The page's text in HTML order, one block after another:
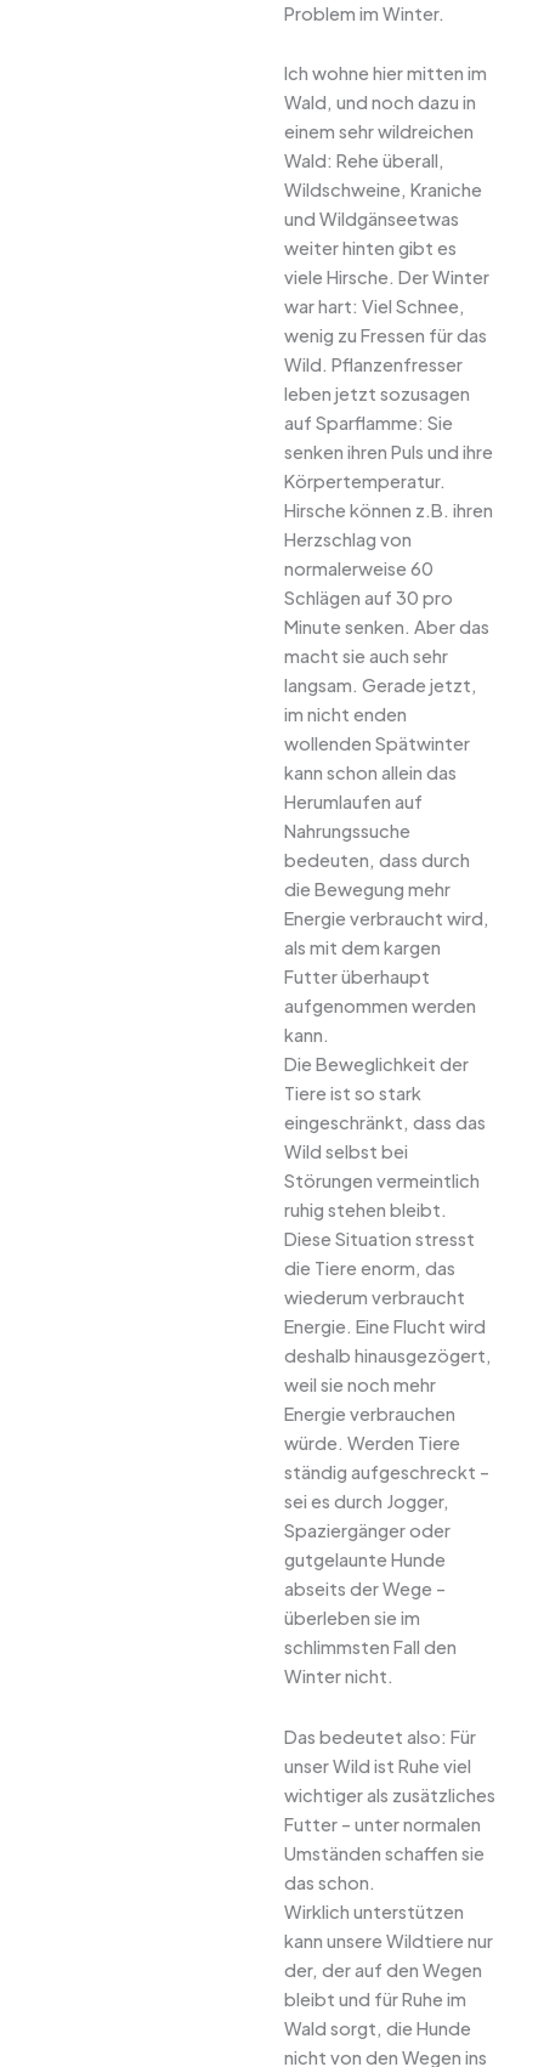
Problem im Winter.
Ich wohne hier mitten im
Wald, und noch dazu in
einem sehr wildreichen
Wald: Rehe überall,
Wildschweine, Kraniche
und Wildgänseetwas
weiter hinten gibt es
viele Hirsche. Der Winter
war hart: Viel Schnee,
wenig zu Fressen für das
Wild. Pflanzenfresser
leben jetzt sozusagen
auf Sparflamme: Sie
senken ihren Puls und ihre
Körpertemperatur.
Hirsche können z.B. ihren
Herzschlag von
normalerweise 60
Schlägen auf 30 pro
Minute senken. Aber das
macht sie auch sehr
langsam. Gerade jetzt,
im nicht enden
wollenden Spätwinter
kann schon allein das
Herumlaufen auf
Nahrungssuche
bedeuten, dass durch
die Bewegung mehr
Energie verbraucht wird,
als mit dem kargen
Futter überhaupt
aufgenommen werden
kann.
Die Beweglichkeit der
Tiere ist so stark
eingeschränkt, dass das
Wild selbst bei
Störungen vermeintlich
ruhig stehen bleibt.
Diese Situation stresst
die Tiere enorm, das
wiederum verbraucht
Energie. Eine Flucht wird
deshalb hinausgezögert,
weil sie noch mehr
Energie verbrauchen
würde. Werden Tiere
ständig aufgeschreckt –
sei es durch Jogger,
Spaziergänger oder
gutgelaunte Hunde
abseits der Wege –
überleben sie im
schlimmsten Fall den
Winter nicht.
Das bedeutet also: Für
unser Wild ist Ruhe viel
wichtiger als zusätzliches
Futter – unter normalen
Umständen schaffen sie
das schon.
Wirklich unterstützen
kann unsere Wildtiere nur
der, der auf den Wegen
bleibt und für Ruhe im
Wald sorgt, die Hunde
nicht von den Wegen ins